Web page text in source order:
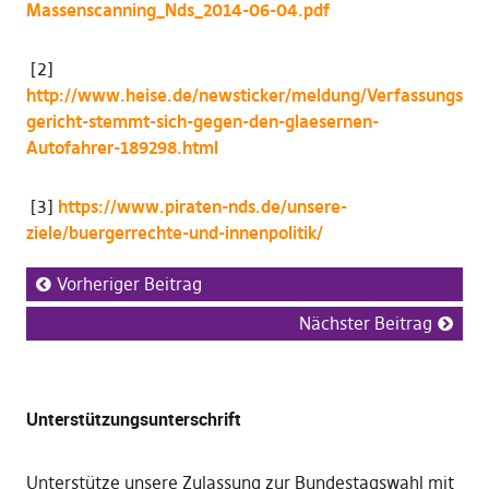
Massenscanning_Nds_2014-06-04.pdf
[2]
http://www.heise.de/newsticker/meldung/Verfassungs
gericht-stemmt-sich-gegen-den-glaesernen-
Autofahrer-189298.html
[3] https://www.piraten-nds.de/unsere-
ziele/buergerrechte-und-innenpolitik/
Vorheriger Beitrag
Nächster Beitrag
Unterstützungsunterschrift
Unterstütze unsere Zulassung zur Bundestagswahl mit